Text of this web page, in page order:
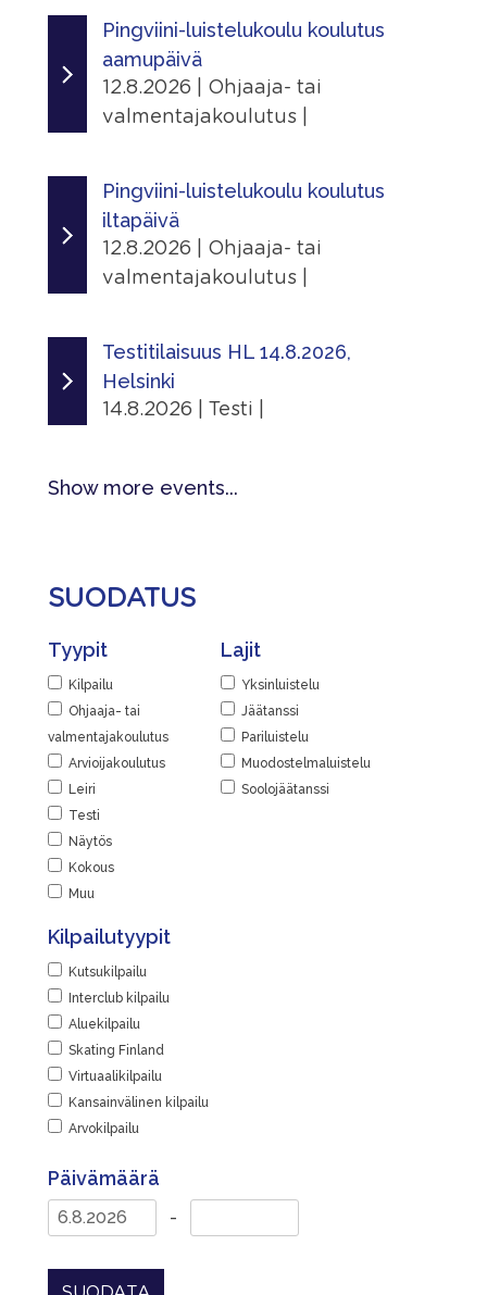
Lisätiedot
Näytä lisätiedot
Peurungan Jäähalli
Peurungantie 85, 41340 Laukaa,
Finland
Lisätiedot
Näytä lisätiedot
Jaa
|
8.8.2026 - 9.8.2026
Järjestäjä
Järvenpään Taitoluistelijat
Järvenpää, Jäähalli
Seutulantie 14, 04410 Järvenpää,
Suomi
Ilmoittautuminen
Jaa
|
Pingviini-luistelukoulu koulutus
aamupäivä
12.8.2026 | Ohjaaja- tai
valmentajakoulutus |
12.8.2026 - 12.8.2026
Järjestäjä
Skating Finland
Tapahtumasivu
Lisätiedot
Näytä lisätiedot
|
Pingviini-luistelukoulu koulutus
iltapäivä
12.8.2026 | Ohjaaja- tai
valmentajakoulutus |
12.8.2026 - 12.8.2026
Järjestäjä
Skating Finland
Tapahtumasivu
|
Testitilaisuus HL 14.8.2026,
Helsinki
14.8.2026 | Testi |
14.8.2026 - 14.8.2026
Paikka
Kaarelan raitti 2, 00430 Helsinki,
Suomi
Lisätiedot
Näytä lisätiedot
Jaa
|
Show more events...
SUODATUS
Tyypit
Kilpailu
Ohjaaja- tai
valmentajakoulutus
Arvioijakoulutus
Leiri
Testi
Näytös
Kokous
Muu
Lajit
Yksinluistelu
Jäätanssi
Pariluistelu
Muodostelmaluistelu
Soolojäätanssi
Kilpailutyypit
Kutsukilpailu
Interclub kilpailu
Aluekilpailu
Skating Finland
Virtuaalikilpailu
Kansainvälinen kilpailu
Arvokilpailu
Päivämäärä
-